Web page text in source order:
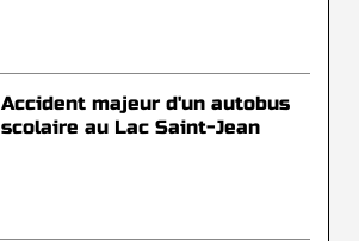
Accident majeur d'un autobus
scolaire au Lac Saint-Jean